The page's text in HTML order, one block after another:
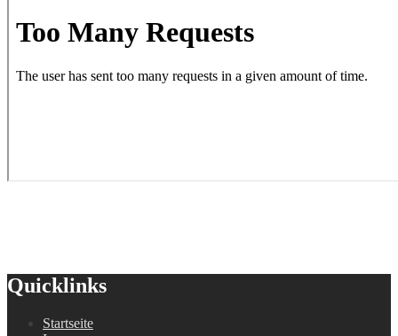
Quicklinks
Startseite